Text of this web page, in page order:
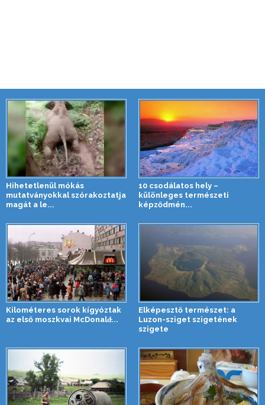
Hihetetlenül mókás
mutatványokkal szórakoztatja
magát a le...
10 csodálatos hely –
különleges természeti
képződmén...
Kilométeres sorok kígyóztak
az első moszkvai McDonald̵...
Elképesztő természet: a
Luzon-sziget szigetének
szigete